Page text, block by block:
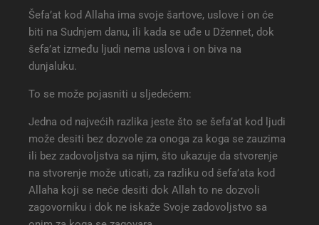
Šartovi (uslovi) ispravnosti šefa’ata
Da li će nevjernici imati korist od šefa’ata?
Razlika između šefa’ata kod Allaha i šefa’ata
Šefa’at kod Allaha ima svoje šartove, uslove i on će
biti na Sudnjem danu, ili kada se uđe u Džennet, dok
šefa’at između ljudi nema uslova i on biva na
dunjaluku.
To se može pojasniti u sljedećem:
Jedna od najvećih razlika jeste što se šefa’at kod ljudi
može desiti bez dozvole za onoga za koga se zauzima
ili bez zadovoljstva sa njim, što ukazuje da stvorenje
na stvorenje može uticati, za razliku od šefa’ata kod
Allaha koji se neće desiti dok Allah to ne dozvoli
zagovorniku i dok ne iskaže Svoje zadovoljstvo sa